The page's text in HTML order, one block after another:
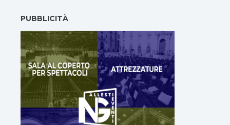
PUBBLICITÀ